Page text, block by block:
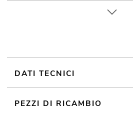
Angolo PAN commutabile tra 540°e
Zoom motorizzato; Rotazione lente
Miscela di colori in continuo; Cambio
Effetto stroboscopico; Effetto a
DATI TECNICI
PEZZI DI RICAMBIO